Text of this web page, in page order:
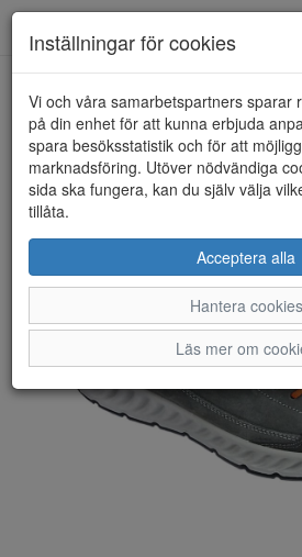
HEM ARA
Inställningar för cookies
Vi och våra samarbetspartners sparar
på din enhet för att kunna erbjuda
spara besöksstatistik och för att
marknadsföring. Utöver nödvändiga
sida ska fungera, kan du själv välja
tillåta.
Acceptera alla
Hantera cookies
Läs mer om